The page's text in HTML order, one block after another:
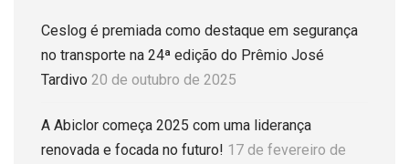
Ceslog é premiada como destaque em segurança
no transporte na 24ª edição do Prêmio José
Tardivo 20 de outubro de 2025
A Abiclor começa 2025 com uma liderança
renovada e focada no futuro! 17 de fevereiro de